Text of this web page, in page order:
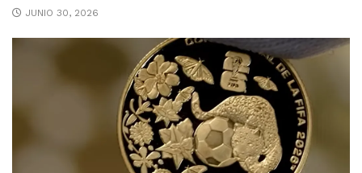
JUNIO 30, 2026